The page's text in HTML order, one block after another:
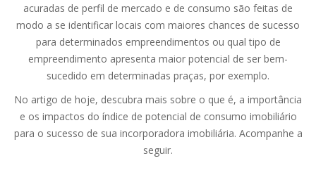
acuradas de perfil de mercado e de consumo são feitas de
modo a se identificar locais com maiores chances de sucesso
para determinados empreendimentos ou qual tipo de
empreendimento apresenta maior potencial de ser bem-
sucedido em determinadas praças, por exemplo.
No artigo de hoje, descubra mais sobre o que é, a importância
e os impactos do índice de potencial de consumo imobiliário
para o sucesso de sua incorporadora imobiliária. Acompanhe a
seguir.